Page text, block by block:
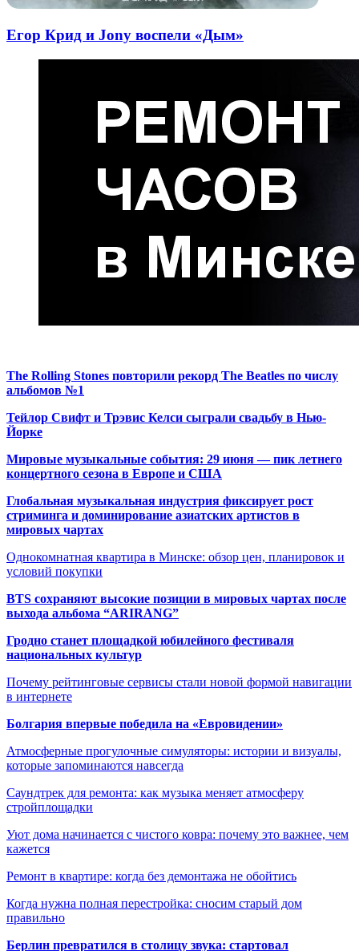
Егор Крид и Jony воспели «Дым»
The Rolling Stones повторили рекорд The Beatles по числу
альбомов №1
Тейлор Свифт и Трэвис Келси сыграли свадьбу в Нью-
Йорке
Мировые музыкальные события: 29 июня — пик летнего
концертного сезона в Европе и США
Глобальная музыкальная индустрия фиксирует рост
стриминга и доминирование азиатских артистов в
мировых чартах
Однокомнатная квартира в Минске: обзор цен, планировок и
условий покупки
BTS сохраняют высокие позиции в мировых чартах после
выхода альбома “ARIRANG”
Гродно станет площадкой юбилейного фестиваля
национальных культур
Почему рейтинговые сервисы стали новой формой навигации
в интернете
Болгария впервые победила на «Евровидении»
Атмосферные прогулочные симуляторы: истории и визуалы,
которые запоминаются навсегда
Саундтрек для ремонта: как музыка меняет атмосферу
стройплощадки
Уют дома начинается с чистого ковра: почему это важнее, чем
кажется
Ремонт в квартире: когда без демонтажа не обойтись
Когда нужна полная перестройка: сносим старый дом
правильно
Берлин превратился в столицу звука: стартовал